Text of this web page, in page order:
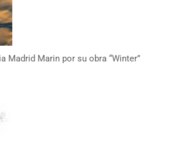
Madrid Marin por su obra “Winter”